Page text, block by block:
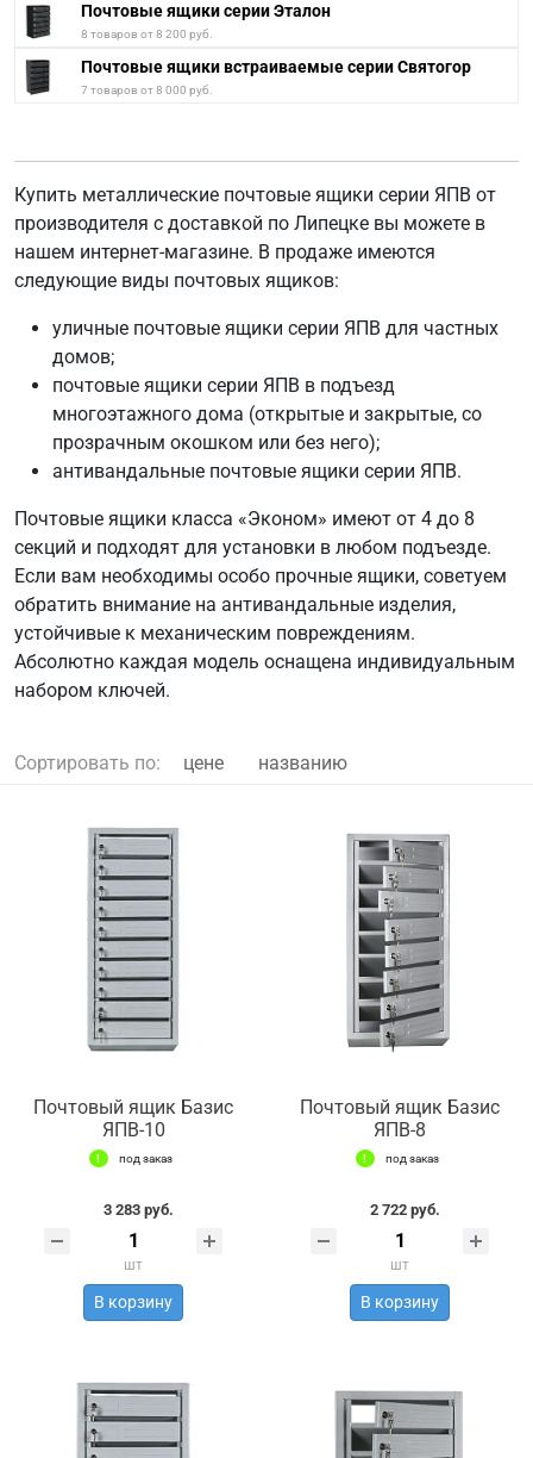
Почтовые ящики серии Эталон
8 товаров от 8 200 руб.
Почтовые ящики встраиваемые серии Святогор
7 товаров от 8 000 руб.
Купить металлические почтовые ящики серии ЯПВ от
производителя с доставкой по Липецке вы можете в
нашем интернет-магазине. В продаже имеются
следующие виды почтовых ящиков:
уличные почтовые ящики серии ЯПВ для частных
домов;
почтовые ящики серии ЯПВ в подъезд
многоэтажного дома (открытые и закрытые, со
прозрачным окошком или без него);
антивандальные почтовые ящики серии ЯПВ.
Почтовые ящики класса «Эконом» имеют от 4 до 8
секций и подходят для установки в любом подъезде.
Если вам необходимы особо прочные ящики, советуем
обратить внимание на антивандальные изделия,
устойчивые к механическим повреждениям.
Абсолютно каждая модель оснащена индивидуальным
набором ключей.
Сортировать по: цене названию
Почтовый ящик Базис
ЯПВ-10
под заказ
3 283 руб.
шт
В корзину
Почтовый ящик Базис
ЯПВ-8
под заказ
2 722 руб.
шт
В корзину